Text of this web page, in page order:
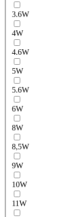
3.6W
4W
4.6W
5W
5.6W
6W
8W
8,5W
9W
10W
11W